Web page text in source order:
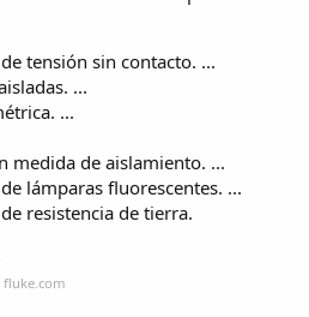
tensión sin contacto. ...
...
...
medida de aislamiento. ...
lámparas fluorescentes. ...
resistencia de tierra.
fluke.com